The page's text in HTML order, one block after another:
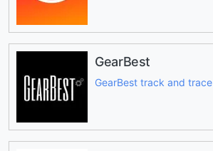
GearBest
GearBest track and trace